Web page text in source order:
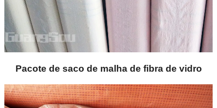
Pacote de saco de malha de fibra de vidro